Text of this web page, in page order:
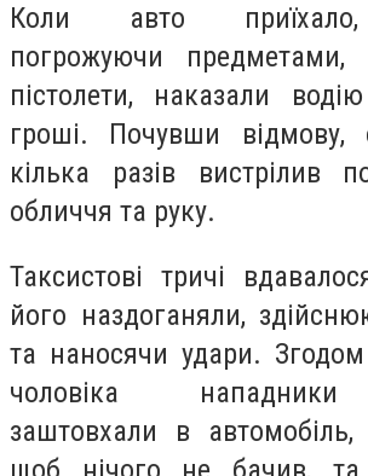
Коли авто приїхало,
погрожуючи
пістолети, наказали
гроші. Почувши
кілька разів вистрілив
обличчя та руку.
Таксистові тричі
його наздоганяли,
та наносячи удари. Згодом
чоловіка
заштовхали в автомобіль,